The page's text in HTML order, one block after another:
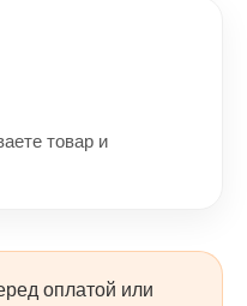
товар и
оплатой или